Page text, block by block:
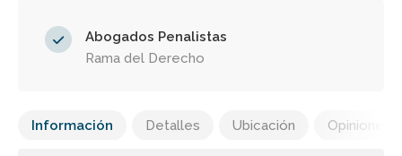
Abogados Penalistas
Rama del Derecho
Información Detalles Ubicación Opiniones